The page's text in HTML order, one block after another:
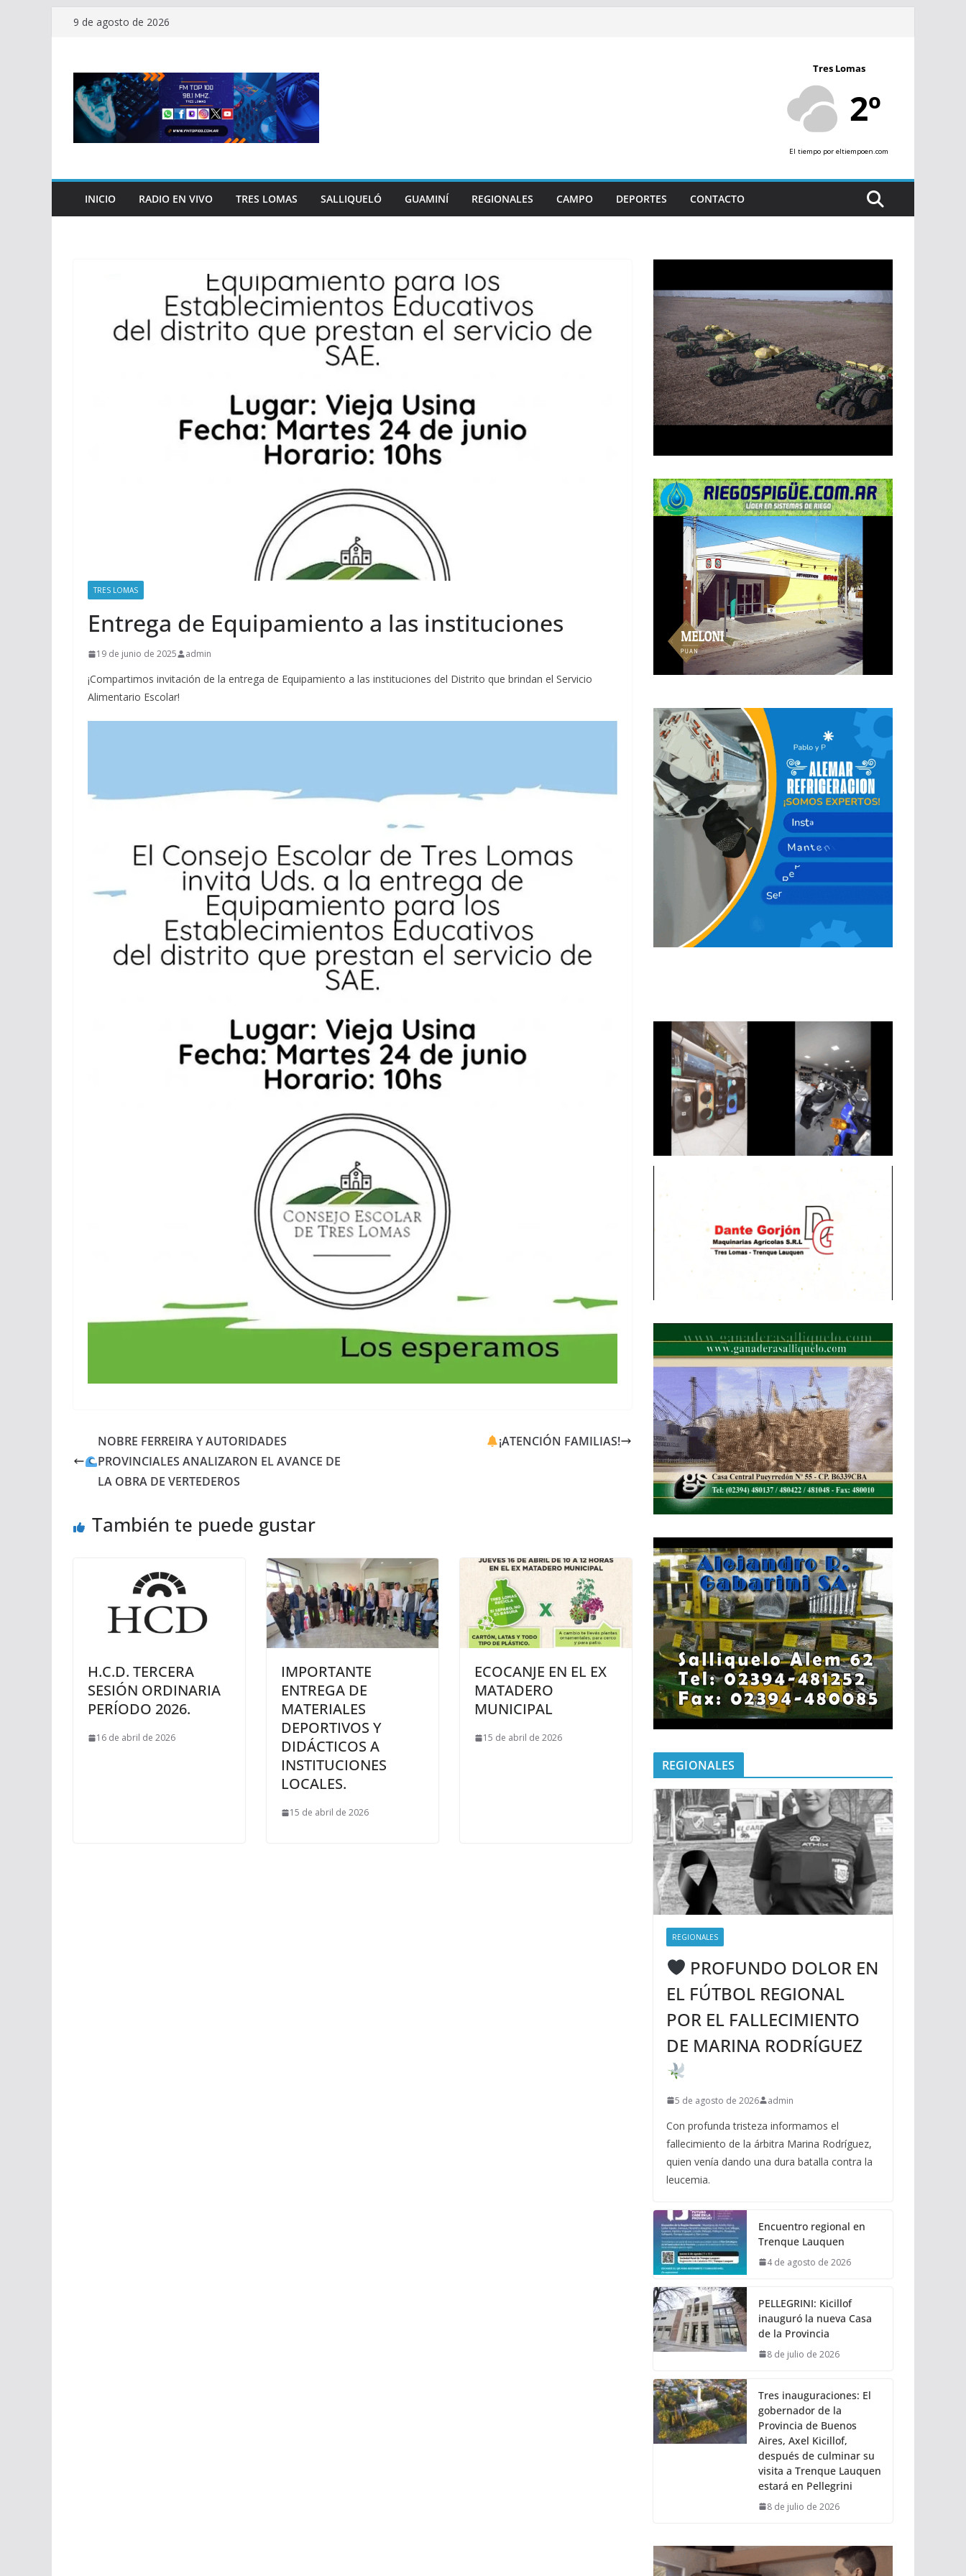
Saltar9 de agosto de 2026
Tres Lomas
2º
El tiempo por eltiempoen.com
INICIO RADIO EN VIVO TRES LOMAS SALLIQUELÓ GUAMINÍ REGIONALES CAMPO DEPORTES CONTACTO
TRES LOMAS
Entrega de Equipamiento a las instituciones
19 de junio de 2025 admin
¡Compartimos invitación de la entrega de Equipamiento a las instituciones del Distrito que brindan el Servicio
Alimentario Escolar!
NOBRE FERREIRA Y AUTORIDADES
PROVINCIALES ANALIZARON EL AVANCE DE
LA OBRA DE VERTEDEROS
¡ATENCIÓN FAMILIAS!
También te puede gustar
H.C.D. TERCERA
SESIÓN ORDINARIA
PERÍODO 2026.
16 de abril de 2026
IMPORTANTE
ENTREGA DE
MATERIALES
DEPORTIVOS Y
DIDÁCTICOS A
INSTITUCIONES
LOCALES.
15 de abril de 2026
ECOCANJE EN EL EX
MATADERO
MUNICIPAL
15 de abril de 2026
REGIONALES
REGIONALES
PROFUNDO DOLOR EN
EL FÚTBOL REGIONAL
POR EL FALLECIMIENTO
DE MARINA RODRÍGUEZ
5 de agosto de 2026 admin
Con profunda tristeza informamos el
fallecimiento de la árbitra Marina Rodríguez,
quien venía dando una dura batalla contra la
leucemia.
Encuentro regional en
Trenque Lauquen
4 de agosto de 2026
PELLEGRINI: Kicillof
inauguró la nueva Casa
de la Provincia
8 de julio de 2026
Tres inauguraciones: El
gobernador de la
Provincia de Buenos
Aires, Axel Kicillof,
después de culminar su
visita a Trenque Lauquen
estará en Pellegrini
8 de julio de 2026